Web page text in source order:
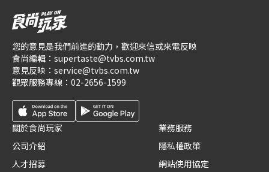
您的意見是我們前進的動力，歡迎來信或來電反映
食尚編輯： supertaste@tvbs.com.tw
意見反映： service@tvbs.com.tw
觀眾服務專線： 02-2656-1599
關於食尚玩家
公司介紹
人才招募
業務服務
隱私權政策
網站使用協定